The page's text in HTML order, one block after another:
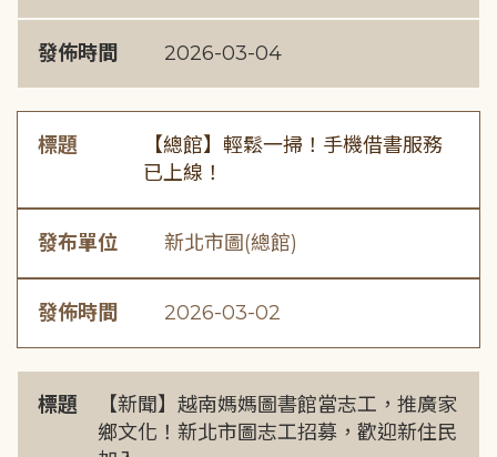
發佈時間 2026-03-04
標題
【總館】輕鬆一掃！手機借書服務
已上線！
發布單位 新北市圖(總館)
發佈時間 2026-03-02
標題
【新聞】越南媽媽圖書館當志工，推廣家
鄉文化！新北市圖志工招募，歡迎新住民